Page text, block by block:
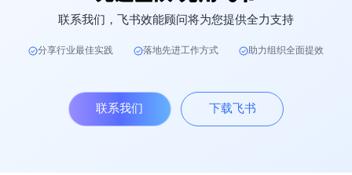
联系我们，飞书效能顾问将为您提供全力支持
分享行业最佳实践 落地先进工作方式 助力组织全面提效
联系我们 下载飞书